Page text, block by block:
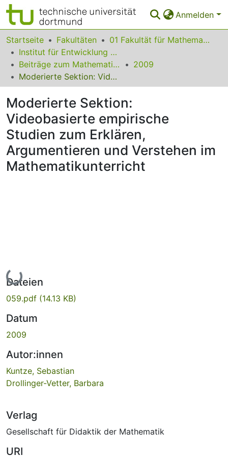
Anmelden
Bereiche & Sammlungen
Das gesamte Repositorium
Statistiken
FAQ
Leitlinien
Zurück zur Startseite
Startseite Fakultäten
01 Fakultät für Mathematik
Institut für Entwicklung und Erforschung des Mathematikunterrichts
Beiträge zum Mathematikunterricht
2009
Moderierte Sektion: Videobasierte empirische Studien zum Erklären, Argumentieren und Verstehen im Mathematikunterricht
Moderierte Sektion:
Videobasierte empirische
Studien zum Erklären,
Argumentieren und Verstehen im
Mathematikunterricht
Lade...
Dateien
059.pdf (14.13 KB)
Datum
2009
Autor:innen
Kuntze, Sebastian
Drollinger-Vetter, Barbara
Verlag
Gesellschaft für Didaktik der Mathematik
URI